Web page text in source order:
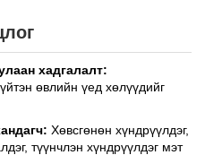
хадгалалт:
өвлийн үед хөлүүдийг
Хөвсгөнөн хүндрүүлдэг,
түүнчлэн хүндрүүлдэг мэт